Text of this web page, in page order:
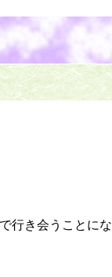
行き会うことにな